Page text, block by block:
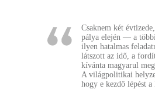
Csaknem két
pálya elején — a
ilyen hatalmas
látszott az idő, a
kívánta magyarul
A világpolitikai
hogy e kezdő lépést